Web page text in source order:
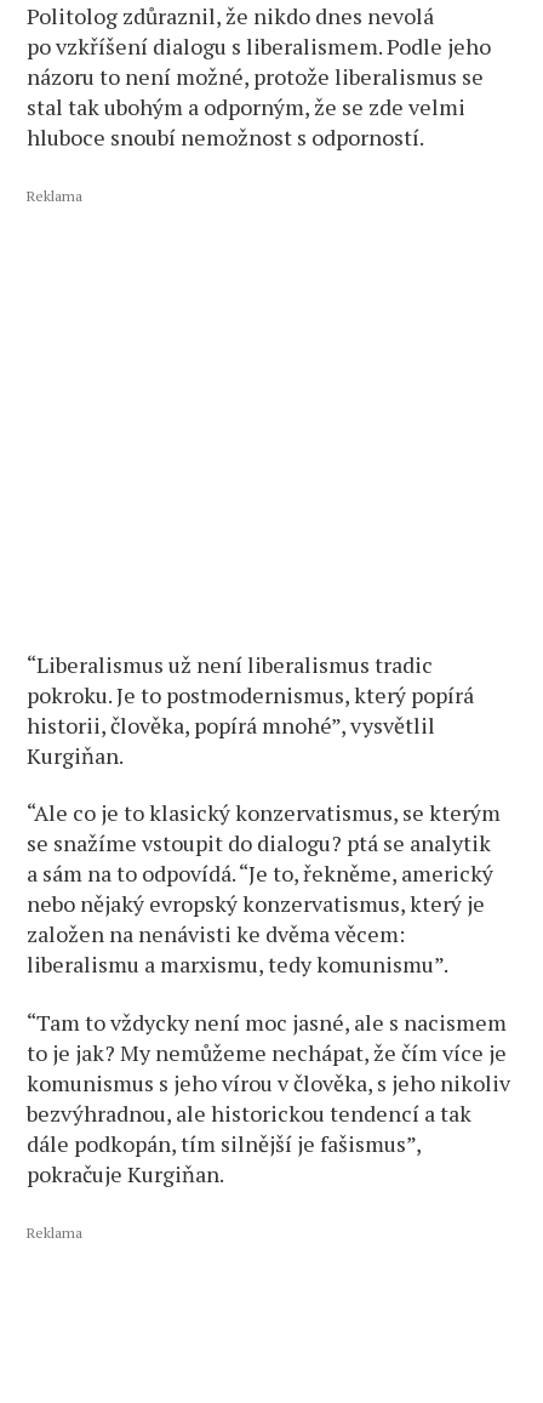
Politolog zdůraznil, že nikdo dnes nevolá
po vzkříšení dialogu s liberalismem. Podle jeho
názoru to není možné, protože liberalismus se
stal tak ubohým a odporným, že se zde velmi
hluboce snoubí nemožnost s odporností.
Reklama
“Liberalismus už není liberalismus tradic
pokroku. Je to postmodernismus, který popírá
historii, člověka, popírá mnohé”, vysvětlil
Kurgiňan.
“Ale co je to klasický konzervatismus, se kterým
se snažíme vstoupit do dialogu? ptá se analytik
a sám na to odpovídá. “Je to, řekněme, americký
nebo nějaký evropský konzervatismus, který je
založen na nenávisti ke dvěma věcem:
liberalismu a marxismu, tedy komunismu”.
“Tam to vždycky není moc jasné, ale s nacismem
to je jak? My nemůžeme nechápat, že čím více je
komunismus s jeho vírou v člověka, s jeho nikoliv
bezvýhradnou, ale historickou tendencí a tak
dále podkopán, tím silnější je fašismus”,
pokračuje Kurgiňan.
Reklama